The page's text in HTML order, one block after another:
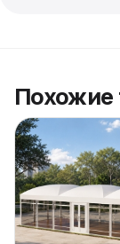
Похожие